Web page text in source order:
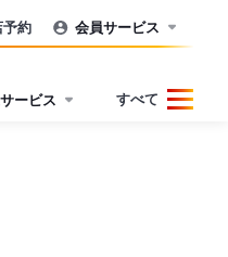
予約 会員サービス
ービス すべて